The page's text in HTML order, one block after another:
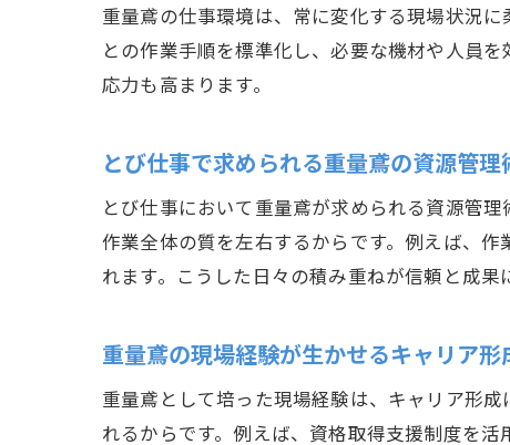
重量鳶の仕事環境は、常に変化する現場状況
との作業手順を標準化し、必要な機材や人員
応力も高まります。
とび仕事で求められる重量鳶の資源管理
とび仕事において重量鳶が求められる資源管
作業全体の質を左右するからです。例えば、
れます。こうした日々の積み重ねが信頼と成果
重量鳶の現場経験が生かせるキャリア形
重量鳶として培った現場経験は、キャリア形
れるからです。例えば、資格取得支援制度を